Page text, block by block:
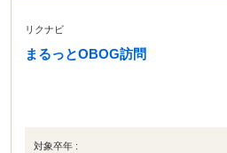
リクナビ
まるっとOBOG訪問
対象卒年 :